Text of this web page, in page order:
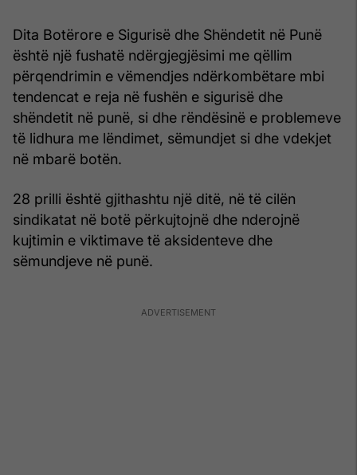
Dita Botërore e Sigurisë dhe Shëndetit në Punë
është një fushatë ndërgjegjësimi me qëllim
përqendrimin e vëmendjes ndërkombëtare mbi
tendencat e reja në fushën e sigurisë dhe
shëndetit në punë, si dhe rëndësinë e problemeve
të lidhura me lëndimet, sëmundjet si dhe vdekjet
në mbarë botën.
28 prilli është gjithashtu një ditë, në të cilën
sindikatat në botë përkujtojnë dhe nderojnë
kujtimin e viktimave të aksidenteve dhe
sëmundjeve në punë.